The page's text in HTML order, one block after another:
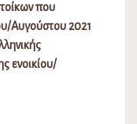
που
Αυγούστου 2021
ενοικίου/